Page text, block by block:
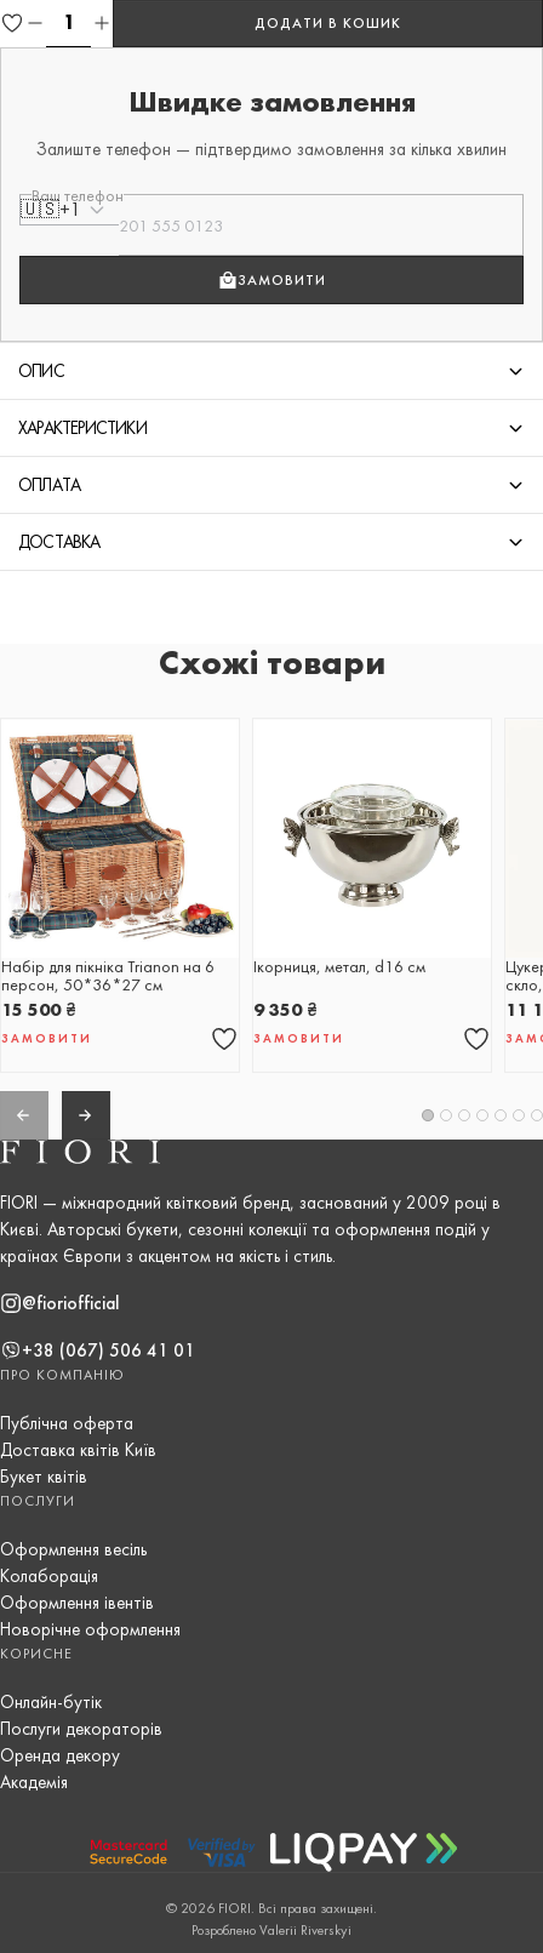
ДОДАТИ В КОШИК
Швидке замовлення
Залиште телефон — підтвердимо замовлення за кілька хвилин
Ваш телефон
🇺🇸+1
ЗАМОВИТИ
ОПИС
ХАРАКТЕРИСТИКИ
ОПЛАТА
ДОСТАВКА
Схожі товари
Набір для пікніка Trianon на 6
персон, 50*36*27 см
15 500 ₴
ЗАМОВИТИ
Ікорниця, метал, d16 см
9 350 ₴
ЗАМОВИТИ
11
FIORI — міжнародний квітковий бренд, заснований у 2009 році в
Києві. Авторські букети, сезонні колекції та оформлення подій у
країнах Європи з акцентом на якість і стиль.
@fioriofficial
+38 (067) 506 41 01
ПРО КОМПАНІЮ
Публічна оферта
Доставка квітів Київ
Букет квітів
ПОСЛУГИ
Оформлення весіль
Колаборація
Оформлення івентів
Новорічне оформлення
КОРИСНЕ
Онлайн-бутік
Послуги декораторів
Оренда декору
Академія
© 2026 FIORI. Всі права захищені.
Розроблено Valerii Riverskyi